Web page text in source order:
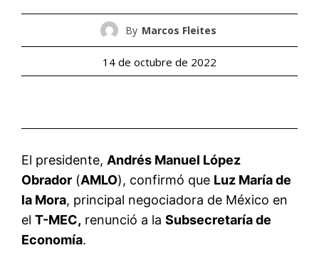
By Marcos Fleites
14 de octubre de 2022
El presidente, Andrés Manuel López
Obrador (AMLO), confirmó que Luz María de
la Mora, principal negociadora de México en
el T-MEC, renunció a la Subsecretaría de
Economía.